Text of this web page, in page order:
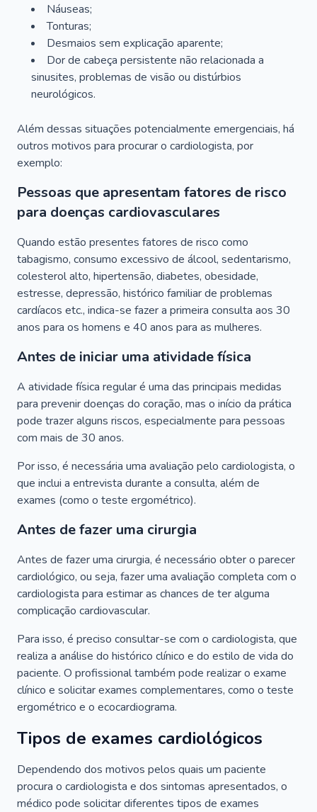
Náuseas;
Tonturas;
Desmaios sem explicação aparente;
Dor de cabeça persistente não relacionada a
sinusites, problemas de visão ou distúrbios
neurológicos.
Além dessas situações potencialmente emergenciais, há
outros motivos para procurar o cardiologista, por
exemplo:
Pessoas que apresentam fatores de risco
para doenças cardiovasculares
Quando estão presentes fatores de risco como
tabagismo, consumo excessivo de álcool, sedentarismo,
colesterol alto, hipertensão, diabetes, obesidade,
estresse, depressão, histórico familiar de problemas
cardíacos etc., indica-se fazer a primeira consulta aos 30
anos para os homens e 40 anos para as mulheres.
Antes de iniciar uma atividade física
A atividade física regular é uma das principais medidas
para prevenir doenças do coração, mas o início da prática
pode trazer alguns riscos, especialmente para pessoas
com mais de 30 anos.
Por isso, é necessária uma avaliação pelo cardiologista, o
que inclui a entrevista durante a consulta, além de
exames (como o teste ergométrico).
Antes de fazer uma cirurgia
Antes de fazer uma cirurgia, é necessário obter o parecer
cardiológico, ou seja, fazer uma avaliação completa com o
cardiologista para estimar as chances de ter alguma
complicação cardiovascular.
Para isso, é preciso consultar-se com o cardiologista, que
realiza a análise do histórico clínico e do estilo de vida do
paciente. O profissional também pode realizar o exame
clínico e solicitar exames complementares, como o teste
ergométrico e o ecocardiograma.
Tipos de exames cardiológicos
Dependendo dos motivos pelos quais um paciente
procura o cardiologista e dos sintomas apresentados, o
médico pode solicitar diferentes tipos de exames